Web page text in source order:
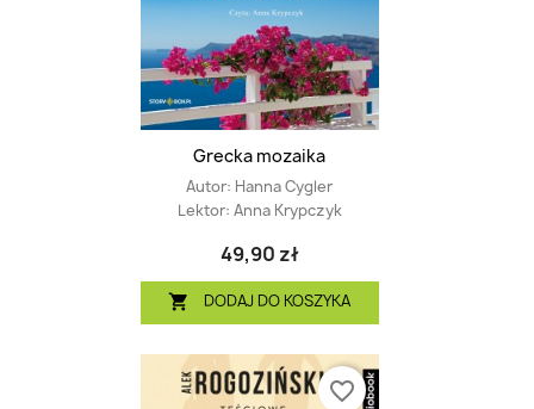
Grecka mozaika
Autor: Hanna Cygler
Lektor: Anna Krypczyk
49,90 zł
 DODAJ DO KOSZYKA
favorite_border